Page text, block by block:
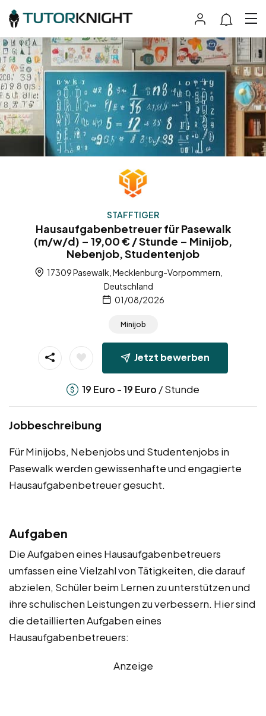
STAFFTIGER
Hausaufgabenbetreuer für Pasewalk
(m/w/d) – 19,00 € / Stunde – Minijob,
Nebenjob, Studentenjob
17309 Pasewalk, Mecklenburg-Vorpommern,
Deutschland
01/08/2026
Minijob
Jetzt bewerben
19 Euro -19 Euro / Stunde
Jobbeschreibung
Für Minijobs, Nebenjobs und Studentenjobs in
Pasewalk werden gewissenhafte und engagierte
Hausaufgabenbetreuer gesucht.
Aufgaben
Die Aufgaben eines Hausaufgabenbetreuers
umfassen eine Vielzahl von Tätigkeiten, die darauf
abzielen, Schüler beim Lernen zu unterstützen und
ihre schulischen Leistungen zu verbessern. Hier sind
die detaillierten Aufgaben eines
Hausaufgabenbetreuers:
Anzeige